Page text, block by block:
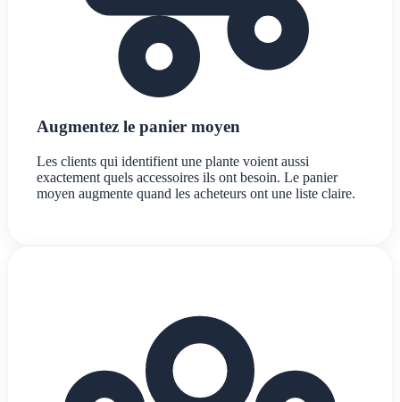
Augmentez le panier moyen
Les clients qui identifient une plante voient aussi
exactement quels accessoires ils ont besoin. Le panier
moyen augmente quand les acheteurs ont une liste claire.